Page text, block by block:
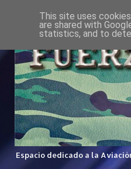
Espacio dedicado a la
This site uses
are shared with
statistics, and to